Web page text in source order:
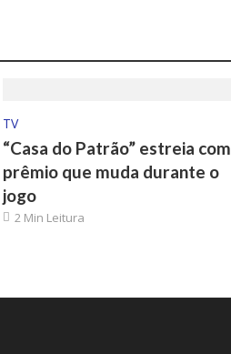
TV
“Casa do Patrão” estreia com
prêmio que muda durante o
jogo
2 Min Leitura